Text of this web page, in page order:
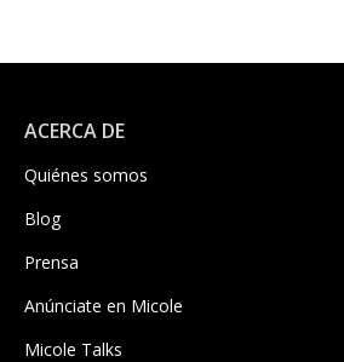
ACERCA DE
Quiénes somos
Blog
Prensa
Anúnciate en Micole
Micole Talks